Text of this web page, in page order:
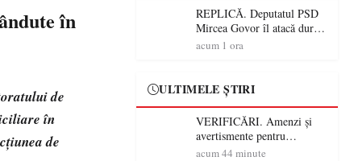
în
de
în
de
contracronometru pentru a
salva o pădure de la dezastru
REPLICĂ. Deputatul PSD
Mircea Govor îl atacă dur
pe Ilie Bolojan: „Românii
acum 1 ora
ULTIMELE ȘTIRI
VERIFICĂRI. Amenzi și
avertismente pentru
crescătorii de animale din
acum 44 minute